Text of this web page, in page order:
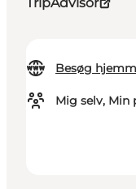
TripAdvisor
Besøg
Mig selv, Min